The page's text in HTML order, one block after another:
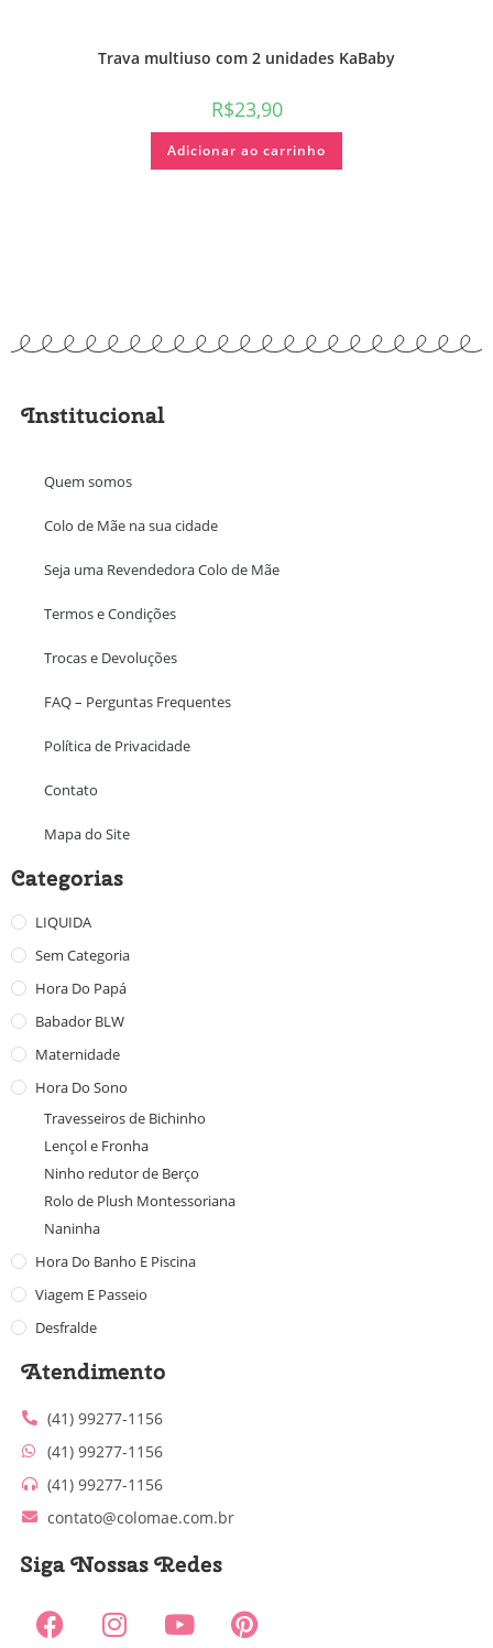
Trava multiuso com 2 unidades KaBaby
R$23,90
Adicionar ao carrinho
Institucional
Quem somos
Colo de Mãe na sua cidade
Seja uma Revendedora Colo de Mãe
Termos e Condições
Trocas e Devoluções
FAQ – Perguntas Frequentes
Política de Privacidade
Contato
Mapa do Site
Categorias
LIQUIDA
Sem Categoria
Hora Do Papá
Babador BLW
Maternidade
Hora Do Sono
Travesseiros de Bichinho
Lençol e Fronha
Ninho redutor de Berço
Rolo de Plush Montessoriana
Naninha
Hora Do Banho E Piscina
Viagem E Passeio
Desfralde
Atendimento
(41) 99277-1156
(41) 99277-1156
(41) 99277-1156
contato@colomae.com.br
Siga Nossas Redes